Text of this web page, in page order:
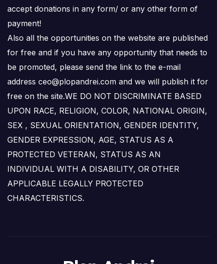
accept donations in any form/ or any other form of
payment!
Also all the opportunities on the website are published
for free and if you have any opportunity that needs to
be promoted, please send the link to the e-mail
address ceo@plopandrei.com and we will publish it for
free on the site.WE DO NOT DISCRIMINATE BASED
UPON RACE, RELIGION, COLOR, NATIONAL ORIGIN,
SEX , SEXUAL ORIENTATION, GENDER IDENTITY,
GENDER EXPRESSION, AGE, STATUS AS A
PROTECTED VETERAN, STATUS AS AN
INDIVIDUAL WITH A DISABILITY, OR OTHER
APPLICABLE LEGALLY PROTECTED
CHARACTERISTICS.